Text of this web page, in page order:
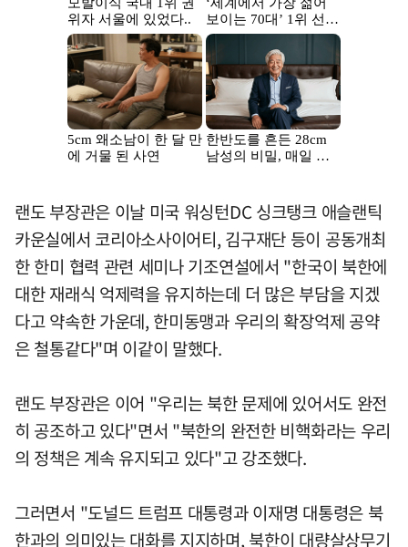
랜도 부장관은 이날 미국 워싱턴DC 싱크탱크 애슬랜틱
카운실에서 코리아소사이어티, 김구재단 등이 공동개최
한 한미 협력 관련 세미나 기조연설에서 "한국이 북한에
대한 재래식 억제력을 유지하는데 더 많은 부담을 지겠
다고 약속한 가운데, 한미동맹과 우리의 확장억제 공약
은 철통같다"며 이같이 말했다.
랜도 부장관은 이어 "우리는 북한 문제에 있어서도 완전
히 공조하고 있다"면서 "북한의 완전한 비핵화라는 우리
의 정책은 계속 유지되고 있다"고 강조했다.
그러면서 "도널드 트럼프 대통령과 이재명 대통령은 북
한과의 의미있는 대화를 지지하며, 북한이 대량살상무기